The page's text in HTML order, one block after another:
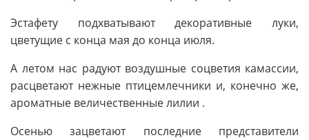
Эстафету подхватывают декоративные луки,
цветущие с конца мая до конца июля.
А летом нас радуют воздушные соцветия камассии,
расцветают нежные птицемлечники и, конечно же,
ароматные величественные лилии .
Осенью зацветают последние представители